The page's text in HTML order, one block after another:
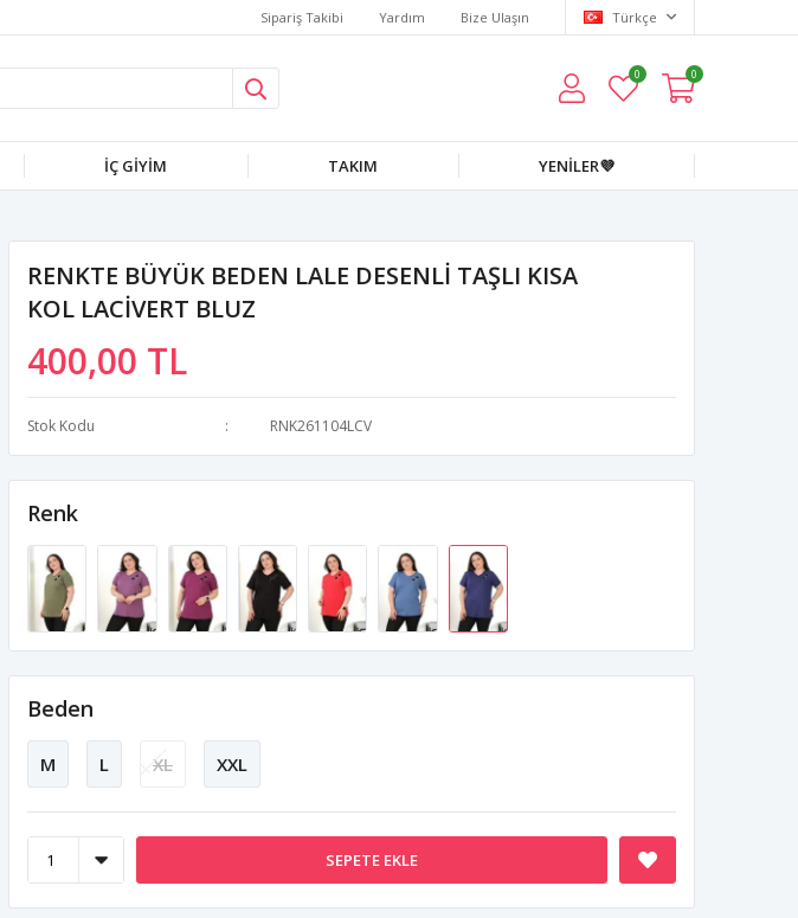
Sipariş Takibi Yardım Bize Ulaşın Türkçe
0 0
İÇ GİYİM TAKIM YENİLER💜
RENKTE BÜYÜK BEDEN LALE DESENLİ TAŞLI KISA
KOL LACİVERT BLUZ
400,00 TL
Stok Kodu RNK261104LCV
Renk
Beden
M L XL XXL
SEPETE EKLE